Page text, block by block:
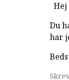
Hej
Du
har